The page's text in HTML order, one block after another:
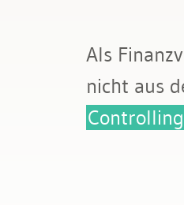
Bau &
Als
nicht aus
Controlling